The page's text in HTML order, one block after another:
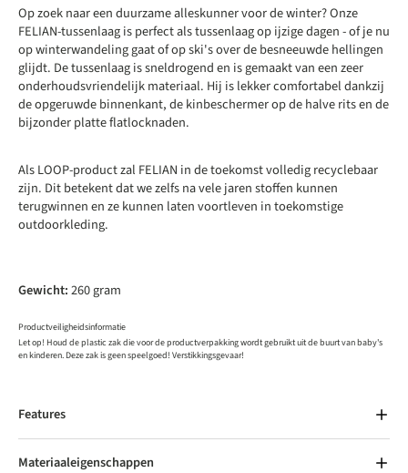
Op zoek naar een duurzame alleskunner voor de winter? Onze
FELIAN-tussenlaag is perfect als tussenlaag op ijzige dagen - of je nu
op winterwandeling gaat of op ski's over de besneeuwde hellingen
glijdt. De tussenlaag is sneldrogend en is gemaakt van een zeer
onderhoudsvriendelijk materiaal. Hij is lekker comfortabel dankzij
de opgeruwde binnenkant, de kinbeschermer op de halve rits en de
bijzonder platte flatlocknaden.
Als LOOP-product zal FELIAN in de toekomst volledig recyclebaar
zijn. Dit betekent dat we zelfs na vele jaren stoffen kunnen
terugwinnen en ze kunnen laten voortleven in toekomstige
outdoorkleding.
Gewicht:260 gram
Productveiligheidsinformatie
Let op! Houd de plastic zak die voor de productverpakking wordt gebruikt uit de buurt van baby's
en kinderen. Deze zak is geen speelgoed! Verstikkingsgevaar!
Features
Materiaaleigenschappen